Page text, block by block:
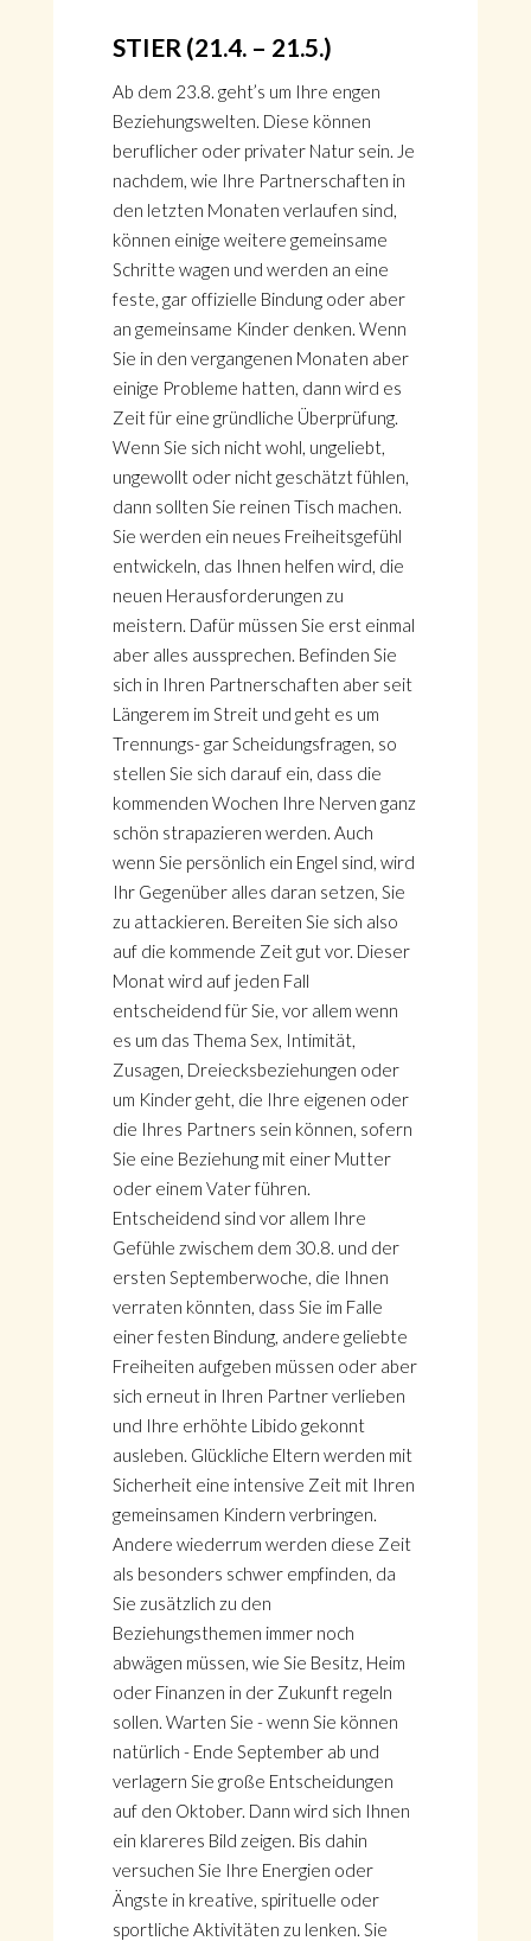
STIER (21.4. – 21.5.)
Ab dem 23.8. geht’s um Ihre engen
Beziehungswelten. Diese können
beruflicher oder privater Natur sein. Je
nachdem, wie Ihre Partnerschaften in
den letzten Monaten verlaufen sind,
können einige weitere gemeinsame
Schritte wagen und werden an eine
feste, gar offizielle Bindung oder aber
an gemeinsame Kinder denken. Wenn
Sie in den vergangenen Monaten aber
einige Probleme hatten, dann wird es
Zeit für eine gründliche Überprüfung.
Wenn Sie sich nicht wohl, ungeliebt,
ungewollt oder nicht geschätzt fühlen,
dann sollten Sie reinen Tisch machen.
Sie werden ein neues Freiheitsgefühl
entwickeln, das Ihnen helfen wird, die
neuen Herausforderungen zu
meistern. Dafür müssen Sie erst einmal
aber alles aussprechen. Befinden Sie
sich in Ihren Partnerschaften aber seit
Längerem im Streit und geht es um
Trennungs- gar Scheidungsfragen, so
stellen Sie sich darauf ein, dass die
kommenden Wochen Ihre Nerven ganz
schön strapazieren werden. Auch
wenn Sie persönlich ein Engel sind, wird
Ihr Gegenüber alles daran setzen, Sie
zu attackieren. Bereiten Sie sich also
auf die kommende Zeit gut vor. Dieser
Monat wird auf jeden Fall
entscheidend für Sie, vor allem wenn
es um das Thema Sex, Intimität,
Zusagen, Dreiecksbeziehungen oder
um Kinder geht, die Ihre eigenen oder
die Ihres Partners sein können, sofern
Sie eine Beziehung mit einer Mutter
oder einem Vater führen.
Entscheidend sind vor allem Ihre
Gefühle zwischem dem 30.8. und der
ersten Septemberwoche, die Ihnen
verraten könnten, dass Sie im Falle
einer festen Bindung, andere geliebte
Freiheiten aufgeben müssen oder aber
sich erneut in Ihren Partner verlieben
und Ihre erhöhte Libido gekonnt
ausleben. Glückliche Eltern werden mit
Sicherheit eine intensive Zeit mit Ihren
gemeinsamen Kindern verbringen.
Andere wiederrum werden diese Zeit
als besonders schwer empfinden, da
Sie zusätzlich zu den
Beziehungsthemen immer noch
abwägen müssen, wie Sie Besitz, Heim
oder Finanzen in der Zukunft regeln
sollen. Warten Sie - wenn Sie können
natürlich - Ende September ab und
verlagern Sie große Entscheidungen
auf den Oktober. Dann wird sich Ihnen
ein klareres Bild zeigen. Bis dahin
versuchen Sie Ihre Energien oder
Ängste in kreative, spirituelle oder
sportliche Aktivitäten zu lenken. Sie